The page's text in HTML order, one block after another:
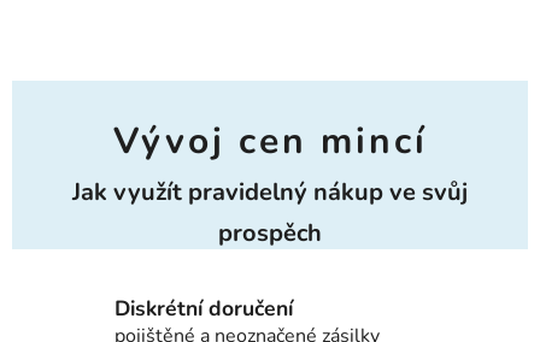
Vývoj cen mincí
Jak využít pravidelný nákup ve svůj
prospěch
Diskrétní doručení
pojištěné a neoznačené zásilky